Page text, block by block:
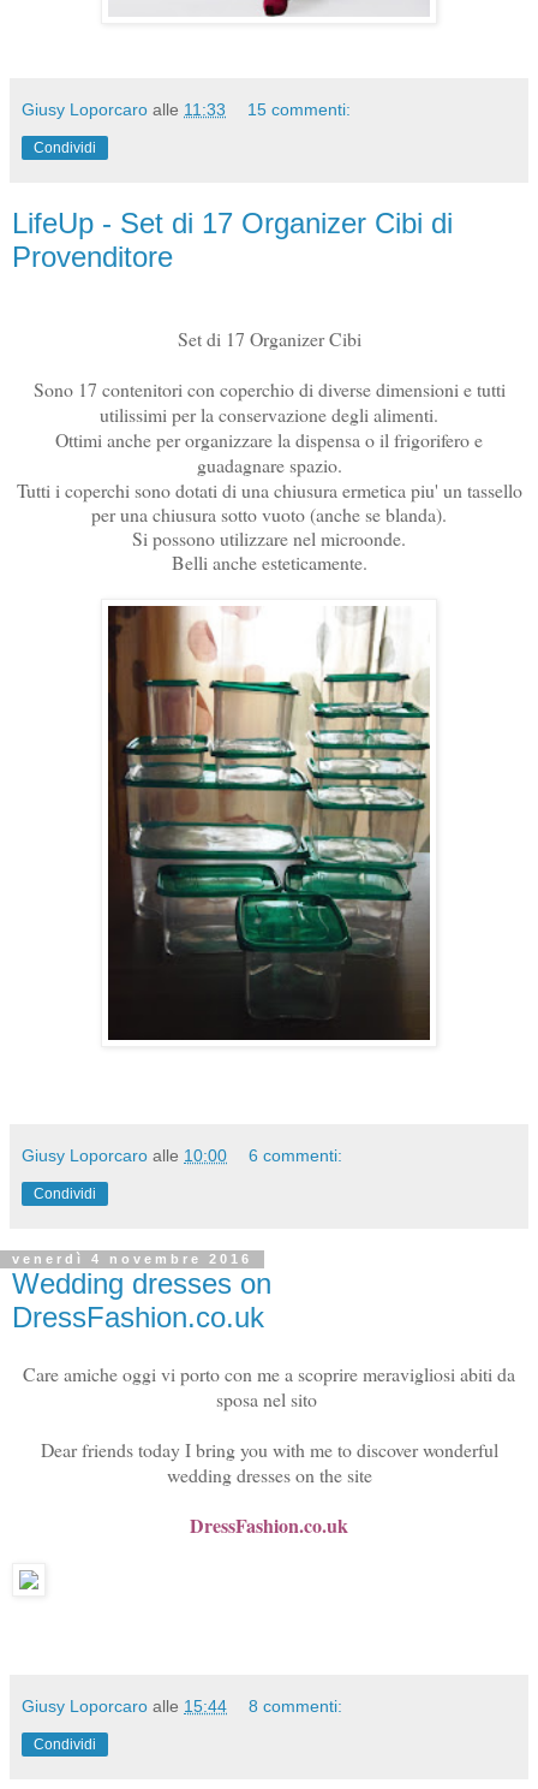
Giusy Loporcaro alle 11:33 15 commenti:
Condividi
LifeUp - Set di 17 Organizer Cibi di
Provenditore
Set di 17 Organizer Cibi
Sono 17 contenitori con coperchio di diverse dimensioni e tutti
utilissimi per la conservazione degli alimenti.
Ottimi anche per organizzare la dispensa o il frigorifero e
guadagnare spazio.
Tutti i coperchi sono dotati di una chiusura ermetica piu' un tassello
per una chiusura sotto vuoto (anche se blanda).
Si possono utilizzare nel microonde.
Belli anche esteticamente.
Giusy Loporcaro alle 10:00 6 commenti:
Condividi
venerdì 4 novembre 2016
Wedding dresses on
DressFashion.co.uk
Care amiche oggi vi porto con me a scoprire meravigliosi abiti da
sposa nel sito
Dear friends today I bring you with me to discover wonderful
wedding dresses on the site
DressFashion.co.uk
Giusy Loporcaro alle 15:44 8 commenti:
Condividi